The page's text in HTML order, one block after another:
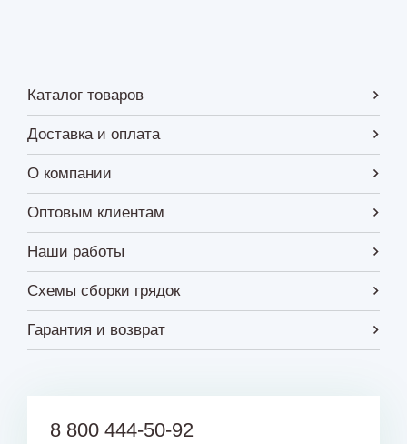
Каталог товаров
Доставка и оплата
О компании
Оптовым клиентам
Наши работы
Схемы сборки грядок
Гарантия и возврат
8 800 444-50-92